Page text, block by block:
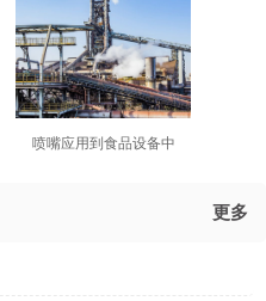
​喷嘴应用到食品设备中
更多